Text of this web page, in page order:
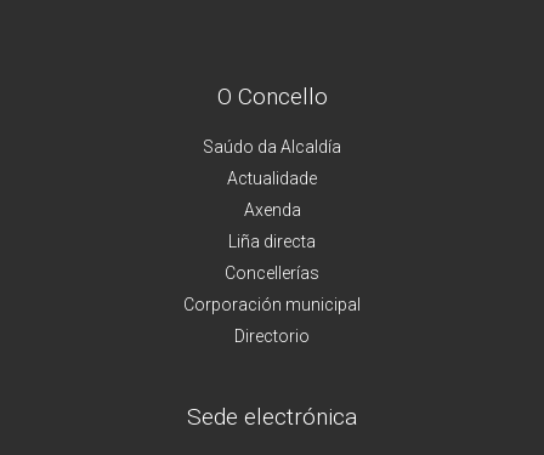
O Concello
Saúdo da Alcaldía
Actualidade
Axenda
Liña directa
Concellerías
Corporación municipal
Directorio
Sede electrónica